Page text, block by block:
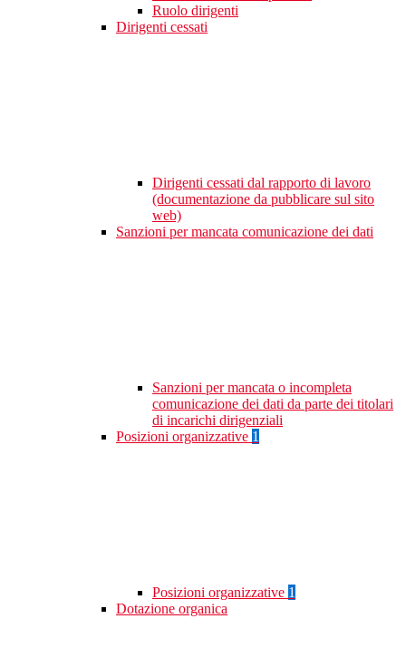
Ruolo dirigenti
Dirigenti cessati
Dirigenti cessati dal rapporto di lavoro
(documentazione da pubblicare sul sito
web)
Sanzioni per mancata comunicazione dei dati
Sanzioni per mancata o incompleta
comunicazione dei dati da parte dei titolari
di incarichi dirigenziali
Posizioni organizzative 1
Posizioni organizzative 1
Dotazione organica